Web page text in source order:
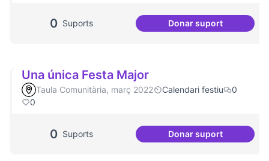
0 Suports Donar suportAniversari de
Una única Festa Major
Taula Comunitària, març 2022 Calendari festiu
0
0
0 Suports Donar suportUna única Festa